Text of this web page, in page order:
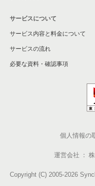
サービスについて
サービス内容と料金について
サービスの流れ
必要な資料・確認事項
個人情報の
運営会社
Copyright (C) 2005-2026